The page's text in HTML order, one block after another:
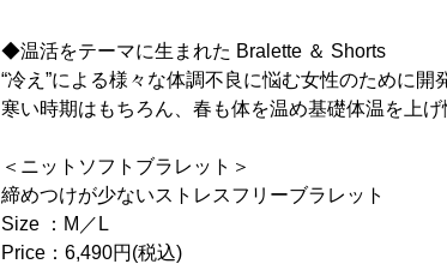
◆温活をテーマに生まれた Bralette ＆ Shorts
“冷え”による様々な体調不良に悩む女性のために
寒い時期はもちろん、春も体を温め基礎体温を上
＜ニットソフトブラレット＞
締めつけが少ないストレスフリーブラレット
Size ：M／L
Price：6,490円(税込)